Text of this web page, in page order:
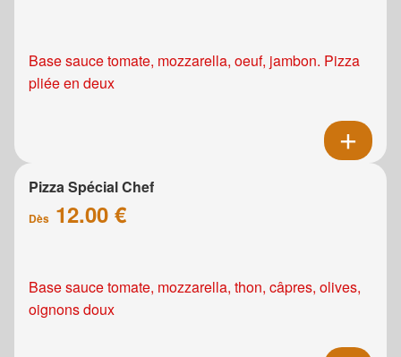
Base sauce tomate, mozzarella, oeuf, jambon. Pizza
pliée en deux
Pizza Spécial Chef
Dès 12.00 €
Base sauce tomate, mozzarella, thon, câpres, olives,
oignons doux